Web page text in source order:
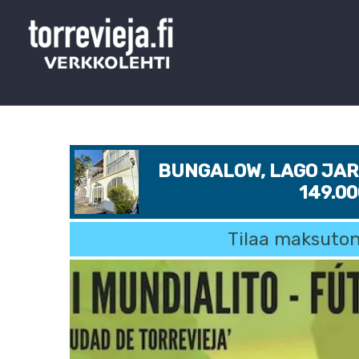
BUNGALOW, LAGO
Tilaa